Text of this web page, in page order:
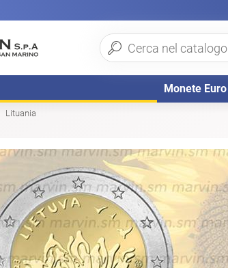
Monete Euro
Lituania